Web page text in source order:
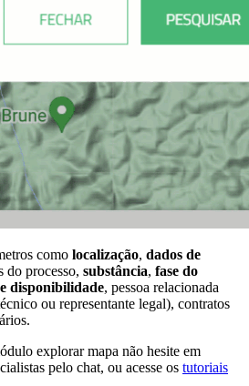
como localização, dados de
do processo, substância, fase do
disponibilidade, pessoa relacionada
ou representante legal), contratos
explorar mapa não hesite em
pelo chat, ou acesse os tutoriais